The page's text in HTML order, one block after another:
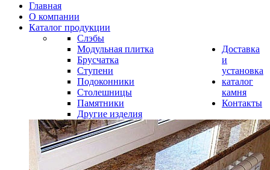
Главная
О компании
Каталог продукции
Слэбы
Модульная плитка
Брусчатка
Ступени
Подоконники
Столешницы
Памятники
Другие изделия
Доставка
и
установка
каталог
камня
Контакты